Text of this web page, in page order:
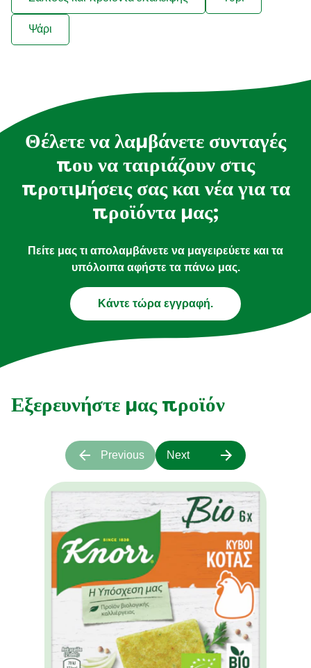
Ψάρι
Θέλετε να λαμβάνετε συνταγές
που να ταιριάζουν στις
προτιμήσεις σας και νέα για τα
προϊόντα μας;
Πείτε μας τι απολαμβάνετε να μαγειρεύετε και τα
υπόλοιπα αφήστε τα πάνω μας.
Κάντε τώρα εγγραφή.
Εξερευνήστε μας προϊόν
Previous Next